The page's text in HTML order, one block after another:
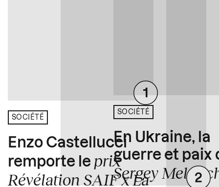
SOCIÉTÉ
Enzo Castellucci
remporte le prix
Révélation SAIF x La
SOCIÉTÉ
En Ukraine, la
guerre et paix
Sergey